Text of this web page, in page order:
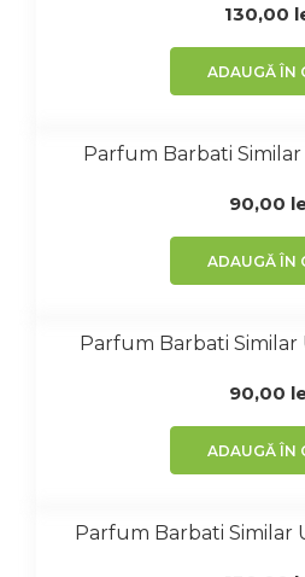
130,00
ADAUGĂ ÎN
Parfum Barbati Similar
90,00
ADAUGĂ ÎN
Parfum Barbati Similar
90,00
ADAUGĂ ÎN
Parfum Barbati Similar